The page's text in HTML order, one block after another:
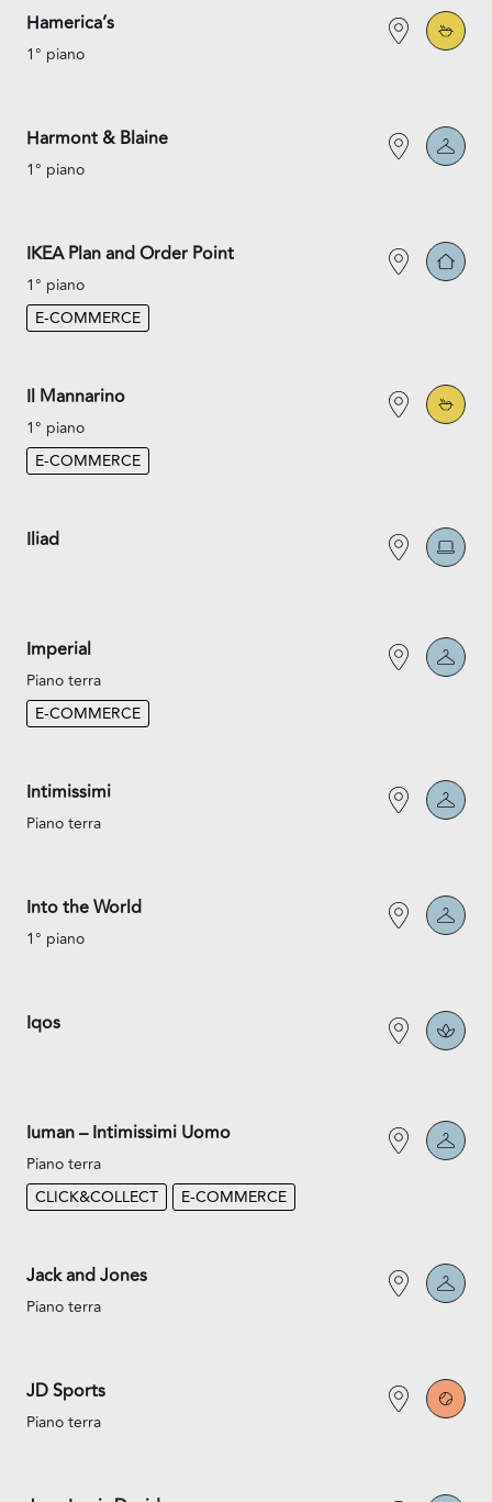
Hamerica’s
1° piano
Harmont & Blaine
1° piano
IKEA Plan and Order Point
1° piano
E-COMMERCE
Il Mannarino
1° piano
E-COMMERCE
Iliad
Imperial
Piano terra
E-COMMERCE
Intimissimi
Piano terra
Into the World
1° piano
Iqos
Iuman – Intimissimi Uomo
Piano terra
CLICK&COLLECT
E-COMMERCE
Jack and Jones
Piano terra
JD Sports
Piano terra